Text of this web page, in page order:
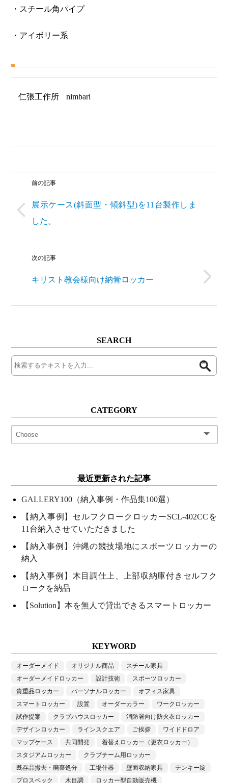
・スチール角パイプ
・アイボリー系
仁張工作所 nimbari
前の記事
展示ケース(斜面型・傾斜型)を11台製作しま
した。
次の記事
キリスト教会様向け納骨ロッカー
SEARCH
CATEGORY
最近更新された記事
GALLERY100（納入事例・作品集100選）
【納入事例】セルフクロークロッカーSCL-402CCを
11台納入させていただきました
【納入事例】沖縄の競技場地にスポーツロッカーの
納入
【納入事例】木目調仕上、上部収納庫付きセルフク
ロークを納品
【Solution】本を無人で貸出できるスマートロッカー
KEYWORD
オーダーメイド オリジナル商品
スチール家具
オーダーメイドロッカー
設計技術
スポーツロッカー
貴重品ロッカー
パーソナルロッカー
オフィス家具
スマートロッカー
設置 オーダーカラー
ワークロッカー
試作提案
クラブハウスロッカー
消防署向け防火衣ロッカー
デザインロッカー
ラインスクエア ご挨拶
ワイドドロア
マップケース
共同開発
着替えロッカー（更衣ロッカー）
スタジアムロッカー
クラブチーム用ロッカー
既存品撤去・廃棄処分
工場什器 壁面収納家具
テンキー錠
プロスペック
木目調 ロッカー型自動販売機